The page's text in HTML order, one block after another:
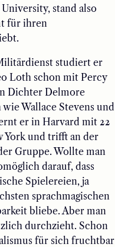
stand also
für ihren
studiert er
Loth schon mit Percy
Dichter Delmore
Wallace Stevens und
er in Harvard mit 22
York und trifft an der
Gruppe. Wollte man
darauf, dass
Spielereien, ja
sprachmagischen
bliebe. Aber man
durchzieht. Schon
für sich fruchtbar